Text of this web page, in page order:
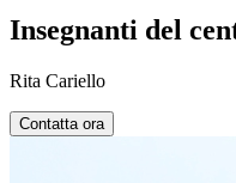
Insegnanti del
Rita Cariello
Contatta ora